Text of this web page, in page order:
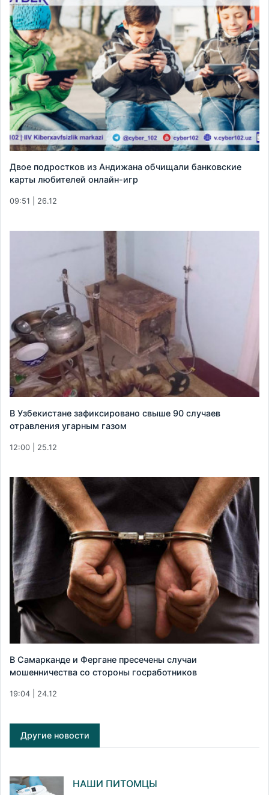
Двое подростков из Андижана обчищали банковские
карты любителей онлайн-игр
09:51 | 26.12
В Узбекистане зафиксировано свыше 90 случаев
отравления угарным газом
12:00 | 25.12
В Самарканде и Фергане пресечены случаи
мошенничества со стороны госработников
19:04 | 24.12
Другие новости
НАШИ ПИТОМЦЫ